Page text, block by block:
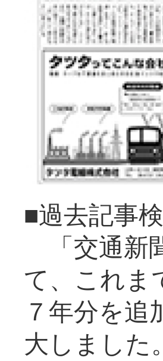
■過去記事
「交通新
て、これま
７年分を
大し